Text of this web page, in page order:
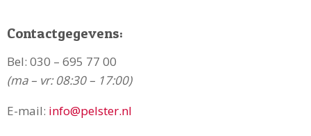
Contactgegevens:
Bel: 030 – 695 77 00
(ma – vr: 08:30 – 17:00)
E-mail: info@pelster.nl